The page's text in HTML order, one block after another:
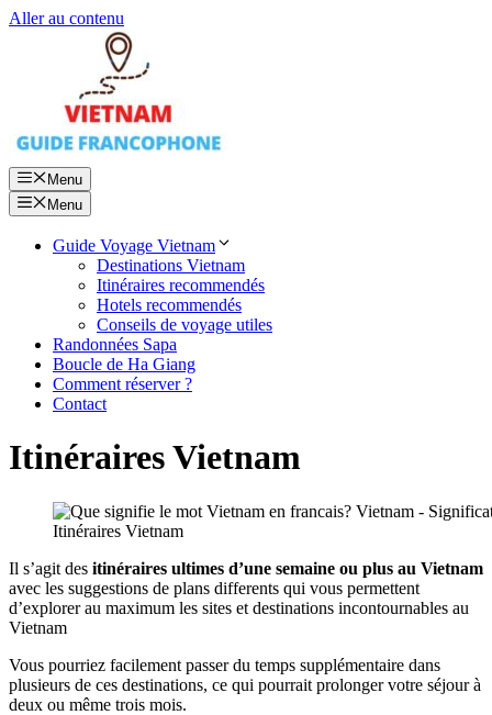
Aller au contenu
Menu
Menu
Guide Voyage Vietnam
Destinations Vietnam
Itinéraires recommendés
Hotels recommendés
Conseils de voyage utiles
Randonnées Sapa
Boucle de Ha Giang
Comment réserver ?
Contact
Itinéraires Vietnam
Itinéraires Vietnam
Il s’agit des itinéraires ultimes d’une semaine ou plus au Vietnam
avec les suggestions de plans differents qui vous permettent
d’explorer au maximum les sites et destinations incontournables au
Vietnam
Vous pourriez facilement passer du temps supplémentaire dans
plusieurs de ces destinations, ce qui pourrait prolonger votre séjour à
deux ou même trois mois.